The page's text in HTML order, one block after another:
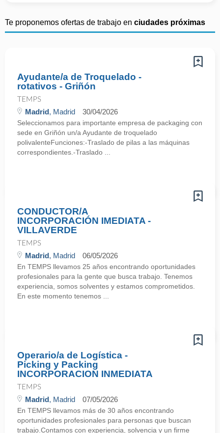
Te proponemos ofertas de trabajo en ciudades próximas
Ayudante/a de Troquelado -
rotativos - Griñón
TEMPS
Madrid, Madrid 30/04/2026
Seleccionamos para importante empresa de packaging con
sede en Griñón un/a Ayudante de troquelado
polivalenteFunciones:-Traslado de pilas a las máquinas
correspondientes.-Traslado ...
CONDUCTOR/A
INCORPORACIÓN IMEDIATA -
VILLAVERDE
TEMPS
Madrid, Madrid 06/05/2026
En TEMPS llevamos 25 años encontrando oportunidades
profesionales para la gente que busca trabajo. Tenemos
experiencia, somos solventes y estamos comprometidos.
En este momento tenemos ...
Operario/a de Logística -
Picking y Packing
INCORPORACION INMEDIATA
TEMPS
Madrid, Madrid 07/05/2026
En TEMPS llevamos más de 30 años encontrando
oportunidades profesionales para personas que buscan
trabajo.Contamos con experiencia, solvencia y un firme